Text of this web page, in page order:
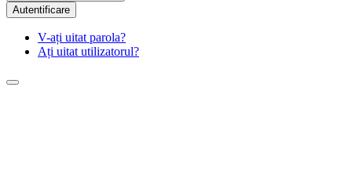
Autentificare
V-ați uitat parola?
Ați uitat utilizatorul?